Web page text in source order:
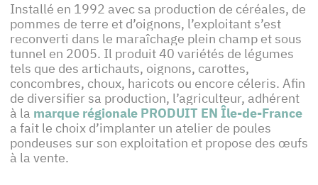
Installé en 1992 avec sa production de céréales, de
pommes de terre et d’oignons, l’exploitant s’est
reconverti dans le maraîchage plein champ et sous
tunnel en 2005. Il produit 40 variétés de légumes
tels que des artichauts, oignons, carottes,
concombres, choux, haricots ou encore céleris. Afin
de diversifier sa production, l’agriculteur, adhérent
à la marque régionale PRODUIT EN Île-de-France
a fait le choix d’implanter un atelier de poules
pondeuses sur son exploitation et propose des œufs
à la vente.